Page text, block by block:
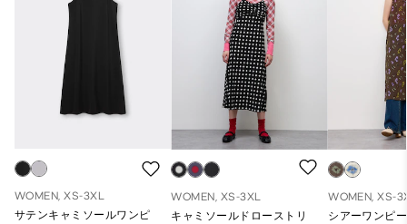
WOMEN, XS-3XL
サテンキャミソールワンピ
WOMEN, XS-3XL
キャミソールドローストリ
WOMEN, XS-
シアーワンピ